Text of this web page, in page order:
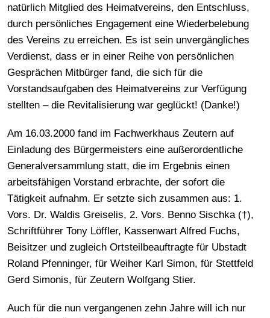
natürlich Mitglied des Heimatvereins, den Entschluss,
durch persönliches Engagement eine Wiederbelebung
des Vereins zu erreichen. Es ist sein unvergängliches
Verdienst, dass er in einer Reihe von persönlichen
Gesprächen Mitbürger fand, die sich für die
Vorstandsaufgaben des Heimatvereins zur Verfügung
stellten – die Revitalisierung war geglückt! (Danke!)
Am 16.03.2000 fand im Fachwerkhaus Zeutern auf
Einladung des Bürgermeisters eine außerordentliche
Generalversammlung statt, die im Ergebnis einen
arbeitsfähigen Vorstand erbrachte, der sofort die
Tätigkeit aufnahm. Er setzte sich zusammen aus: 1.
Vors. Dr. Waldis Greiselis, 2. Vors. Benno Sischka (†),
Schriftführer Tony Löffler, Kassenwart Alfred Fuchs,
Beisitzer und zugleich Ortsteilbeauftragte für Ubstadt
Roland Pfenninger, für Weiher Karl Simon, für Stettfeld
Gerd Simonis, für Zeutern Wolfgang Stier.
Auch für die nun vergangenen zehn Jahre will ich nur